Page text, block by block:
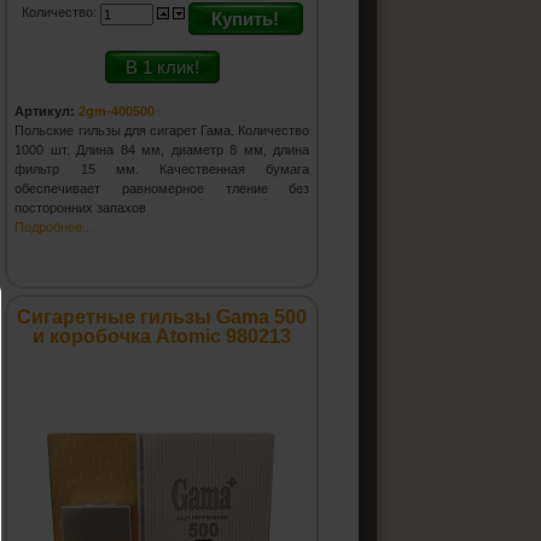
Количество: Купить!
В 1 клик!
Артикул:2gm-400500
Польские гильзы для сигарет Гама. Количество
1000 шт. Длина 84 мм, диаметр 8 мм, длина
фильтр 15 мм. Качественная бумага
обеспечивает равномерное тление без
посторонних запахов
Подробнее...
Сигаретные гильзы Gama 500
и коробочка Atomic 980213